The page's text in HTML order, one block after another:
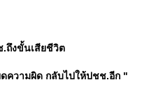
.ถึงขั้นเสียชีวิต
ความผิด กลับไปให้ปชช.อีก "